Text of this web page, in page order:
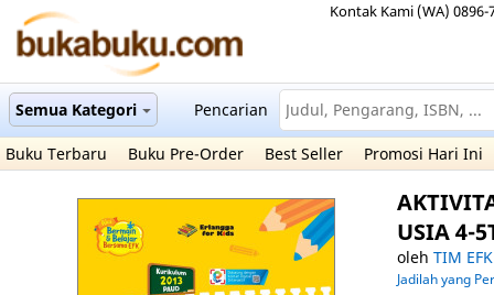
Kontak Kami (WA) 0896-
Semua Kategori Pencarian
Buku Terbaru Buku Pre-Order Best Seller Promosi Hari Ini
USIA 4-
oleh TIM EFK
Jadilah yang